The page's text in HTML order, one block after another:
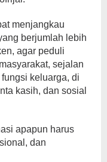
menjangkau
berjumlah lebih
agar peduli
sejalan
keluarga, di
kasih, dan sosial
apapun harus
dan